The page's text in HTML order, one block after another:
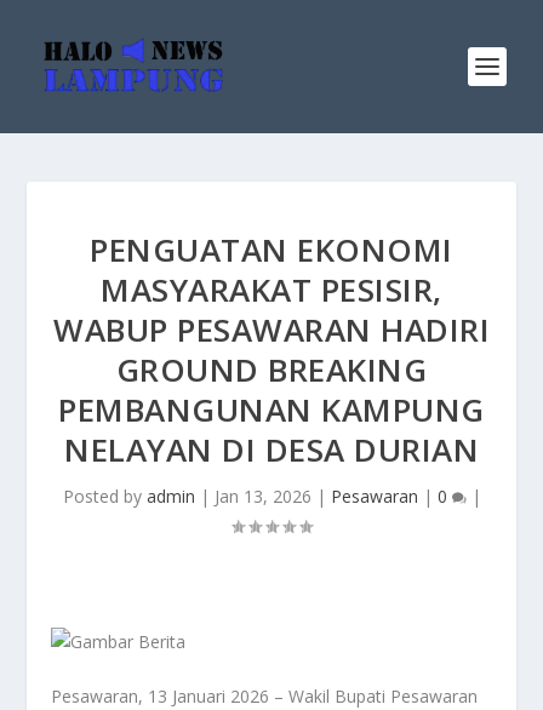
PENGUATAN EKONOMI
MASYARAKAT PESISIR,
WABUP PESAWARAN HADIRI
GROUND BREAKING
PEMBANGUNAN KAMPUNG
NELAYAN DI DESA DURIAN
Posted by admin | Jan 13, 2026 | Pesawaran | 0 |
Pesawaran, 13 Januari 2026 – Wakil Bupati Pesawaran